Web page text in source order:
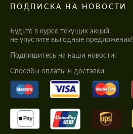
ПОДПИСКА НА НОВОСТИ
Будьте в курсе текущих акций,
не упустите выгодные предложения!
Подпишитесь на наши новости:
Cпособы оплаты и доставки